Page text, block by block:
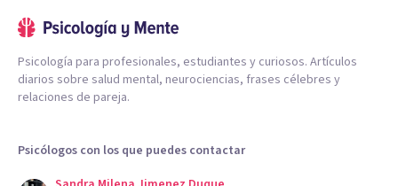
Psicología para profesionales, estudiantes y curiosos. Artículos
diarios sobre salud mental, neurociencias, frases célebres y
relaciones de pareja.
Psicólogos con los que puedes contactar